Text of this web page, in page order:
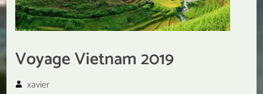
Voyage Vietnam 2019
xavier